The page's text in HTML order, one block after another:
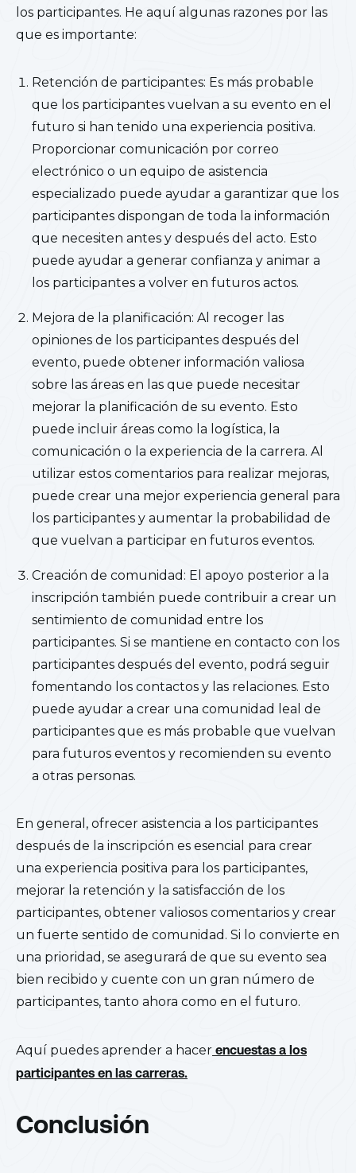
los participantes. He aquí algunas razones por las
que es importante:
Retención de participantes: Es más probable
que los participantes vuelvan a su evento en el
futuro si han tenido una experiencia positiva.
Proporcionar comunicación por correo
electrónico o un equipo de asistencia
especializado puede ayudar a garantizar que los
participantes dispongan de toda la información
que necesiten antes y después del acto. Esto
puede ayudar a generar confianza y animar a
los participantes a volver en futuros actos.
Mejora de la planificación: Al recoger las
opiniones de los participantes después del
evento, puede obtener información valiosa
sobre las áreas en las que puede necesitar
mejorar la planificación de su evento. Esto
puede incluir áreas como la logística, la
comunicación o la experiencia de la carrera. Al
utilizar estos comentarios para realizar mejoras,
puede crear una mejor experiencia general para
los participantes y aumentar la probabilidad de
que vuelvan a participar en futuros eventos.
Creación de comunidad: El apoyo posterior a la
inscripción también puede contribuir a crear un
sentimiento de comunidad entre los
participantes. Si se mantiene en contacto con los
participantes después del evento, podrá seguir
fomentando los contactos y las relaciones. Esto
puede ayudar a crear una comunidad leal de
participantes que es más probable que vuelvan
para futuros eventos y recomienden su evento
a otras personas.
En general, ofrecer asistencia a los participantes
después de la inscripción es esencial para crear
una experiencia positiva para los participantes,
mejorar la retención y la satisfacción de los
participantes, obtener valiosos comentarios y crear
un fuerte sentido de comunidad. Si lo convierte en
una prioridad, se asegurará de que su evento sea
bien recibido y cuente con un gran número de
participantes, tanto ahora como en el futuro.
Aquí puedes aprender a hacer encuestas a los
participantes en las carreras.
Conclusión